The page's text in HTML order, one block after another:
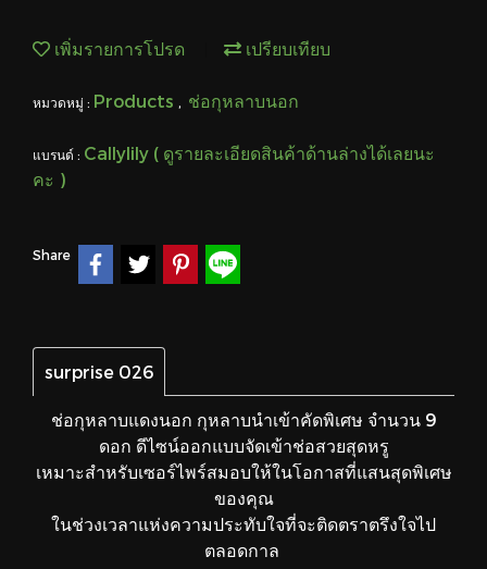
เพิ่มรายการโปรด เปรียบเทียบ
หมวดหมู่ : Products , ช่อกุหลาบนอก
แบรนด์ : Callylily ( ดูรายละเอียดสินค้าด้านล่างได้เลยนะ
คะ )
Share
surprise 026
ช่อกุหลาบแดงนอก กุหลาบนำเข้าคัดพิเศษ จำนวน 9
ดอก ดีไซน์ออกแบบจัดเข้าช่อสวยสุดหรู
เหมาะสำหรับเซอร์ไพร์สมอบให้ในโอกาสที่แสนสุดพิเศษ
ของคุณ
ในช่วงเวลาแห่งความประทับใจที่จะติดตราตรึงใจไป
ตลอดกาล